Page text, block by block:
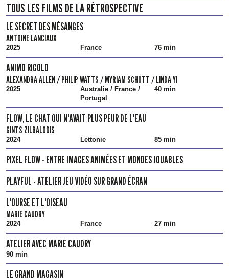
TOUS LES FILMS DE LA RÉTROSPECTIVE
LE SECRET DES MÉSANGES
ANTOINE LANCIAUX
2025 France 76 min
ANIMO RIGOLO
ALEXANDRA ALLEN / PHILIP WATTS / MYRIAM SCHOTT / LINDA YI
2025
Australie / France /
Portugal
40 min
FLOW, LE CHAT QUI N'AVAIT PLUS PEUR DE L'EAU
GINTS ZILBALODIS
2024 Lettonie 85 min
PIXEL FLOW - ENTRE IMAGES ANIMÉES ET MONDES JOUABLES
PLAYFUL - ATELIER JEU VIDÉO SUR GRAND ÉCRAN
L'OURSE ET L'OISEAU
MARIE CAUDRY
2024 France 27 min
ATELIER AVEC MARIE CAUDRY
90 min
LE GRAND MAGASIN